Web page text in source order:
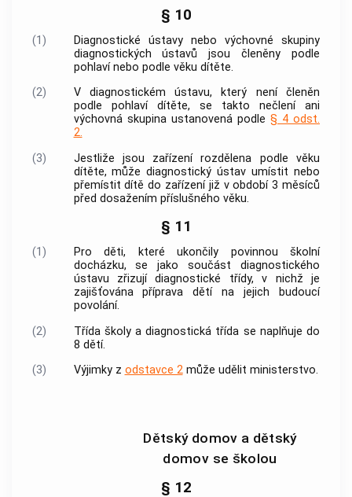
§ 10
(1) Diagnostické ústavy nebo výchovné skupiny
diagnostických ústavů jsou členěny podle
pohlaví nebo podle věku dítěte.
(2)
V diagnostickém ústavu, který není členěn
podle pohlaví dítěte, se takto nečlení ani
výchovná skupinaustanovená podle § 4 odst.
2.
(3)
Jestliže jsou zařízení rozdělena podle věku
dítěte, může diagnostický ústav umístit nebo
přemístit dítě do zařízení již v období 3 měsíců
před dosažením příslušného věku.
§ 11
(1)
Pro děti, které ukončily povinnou školní
docházku, se jako součást diagnostického
ústavu zřizují diagnostické třídy, v nichž je
zajišťována příprava dětí na jejich budoucí
povolání.
(2)
Třída školy a diagnostická třída se naplňuje do
8 dětí.
(3)
Výjimky z odstavce 2může udělit ministerstvo.
Dětský domov a dětský
domov se školou
§ 12